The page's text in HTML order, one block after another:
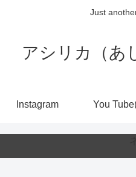
Just
アシリカ（あ
Instagram You